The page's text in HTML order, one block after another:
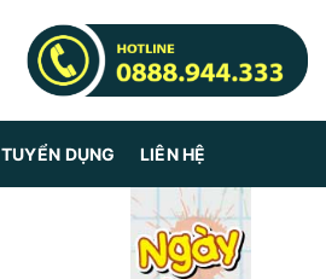
TUYỂN DỤNG LIÊN HỆ